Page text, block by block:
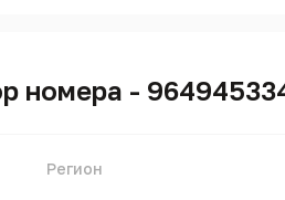
номера -
Регион